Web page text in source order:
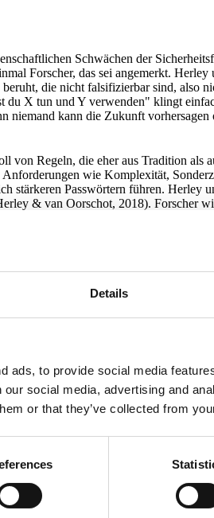
Details
ads, to provide social media
social media, advertising and
or that they’ve collected from
Schwächen der
Forscher, das sei angemerkt.
die nicht falsifizierbar sind, also
X tun und Y verwenden" klingt
kann die Zukunft
Regeln, die eher aus Tradition als
wie Komplexität,
stärkeren Passwörtern führen. Herley
& van Oorschot, 2018). Forscher
vorhersehbare Muster
weil die Regeln mit menschlichem
sichere digitale Ökosysteme
die rational sind,
die Sicherheitsarbeit schwierig,
durchaus wissenschaftlich sein
einen bestimmten Hash knackt,
recht. Unter kontrollierten und klar
Ökosystemen ab, in denen
gering ist und sich
Anreizen ist so weit von der
zuerst zurück. Egal wie ausgefeilt
Realität und ihren Alltag gestalten.
nehmen Abkürzungen, wenn
denn als Unterstützung